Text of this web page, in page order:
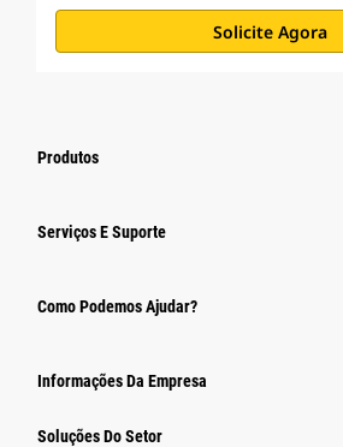
Solicite Agora
Produtos
Serviços E Suporte
Como Podemos Ajudar?
Informações Da Empresa
Soluções Do Setor